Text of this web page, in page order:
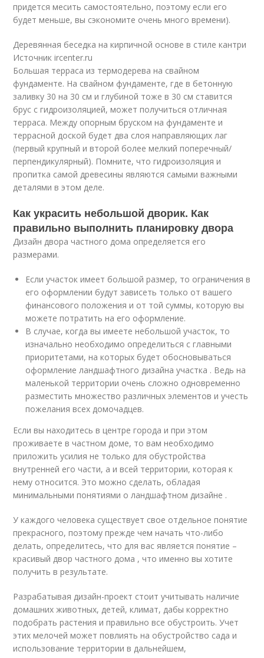
придется месить самостоятельно, поэтому если его
будет меньше, вы сэкономите очень много времени).
Деревянная беседка на кирпичной основе в стиле кантри
Источник ircenter.ru
Большая терраса из термодерева на свайном
фундаменте. На свайном фундаменте, где в бетонную
заливку 30 на 30 см и глубиной тоже в 30 см ставится
брус с гидроизоляцией, может получиться отличная
терраса. Между опорным бруском на фундаменте и
террасной доской будет два слоя направляющих лаг
(первый крупный и второй более мелкий поперечный/
перпендикулярный). Помните, что гидроизоляция и
пропитка самой древесины являются самыми важными
деталями в этом деле.
Как украсить небольшой дворик. Как
правильно выполнить планировку двора
Дизайн двора частного дома определяется его
размерами.
Если участок имеет большой размер, то ограничения в
его оформлении будут зависеть только от вашего
финансового положения и от той суммы, которую вы
можете потратить на его оформление.
В случае, когда вы имеете небольшой участок, то
изначально необходимо определиться с главными
приоритетами, на которых будет обосновываться
оформление ландшафтного дизайна участка . Ведь на
маленькой территории очень сложно одновременно
разместить множество различных элементов и учесть
пожелания всех домочадцев.
Если вы находитесь в центре города и при этом
проживаете в частном доме, то вам необходимо
приложить усилия не только для обустройства
внутренней его части, а и всей территории, которая к
нему относится. Это можно сделать, обладая
минимальными понятиями о ландшафтном дизайне .
У каждого человека существует свое отдельное понятие
прекрасного, поэтому прежде чем начать что-либо
делать, определитесь, что для вас является понятие –
красивый двор частного дома , что именно вы хотите
получить в результате.
Разрабатывая дизайн-проект стоит учитывать наличие
домашних животных, детей, климат, дабы корректно
подобрать растения и правильно все обустроить. Учет
этих мелочей может повлиять на обустройство сада и
использование территории в дальнейшем,